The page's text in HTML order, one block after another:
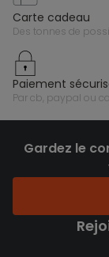
carte cadeau
des tonnes de
paiement
par cb, paypal ou
Gardez le